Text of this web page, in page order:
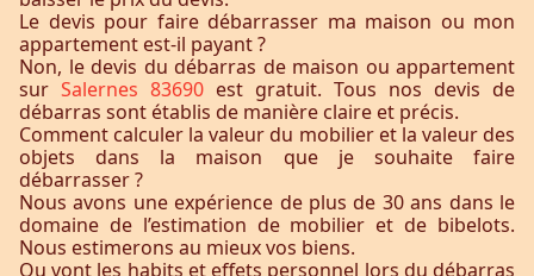
Le devis pour faire débarrasser ma maison ou mon
appartement est-il payant ?
Non, le devis du débarras de maison ou appartement
sur Salernes 83690 est gratuit. Tous nos devis de
débarras sont établis de manière claire et précis.
Comment calculer la valeur du mobilier et la valeur des
objets dans la maison que je souhaite faire
débarrasser ?
Nous avons une expérience de plus de 30 ans dans le
domaine de l’estimation de mobilier et de bibelots.
Nous estimerons au mieux vos biens.
Ou vont les habits et effets personnel lors du débarras